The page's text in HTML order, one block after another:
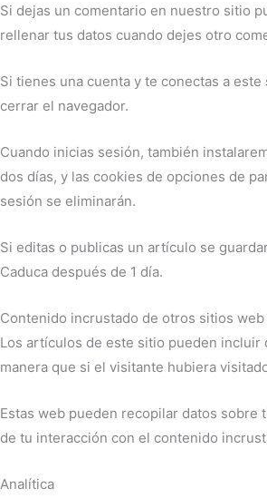
Si dejas un comentario en nuestro sitio
rellenar tus datos cuando dejes otro
Si tienes una cuenta y te conectas a
cerrar el navegador.
Cuando inicias sesión, también
dos días, y las cookies de opciones de
sesión se eliminarán.
Si editas o publicas un artículo se
Caduca después de 1 día.
Contenido incrustado de otros sitios web
Los artículos de este sitio pueden incluir
manera que si el visitante hubiera
Estas web pueden recopilar datos
de tu interacción con el contenido
Analítica